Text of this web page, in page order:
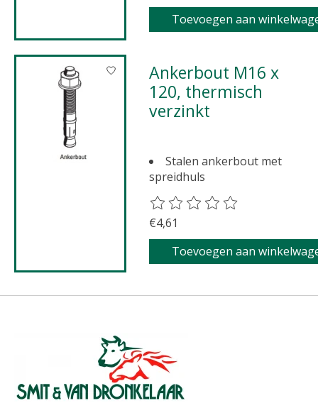
Toevoegen aan
Ankerbout M16 x
120, thermisch
verzinkt
Stalen ankerbout met
spreidhuls
De beoordeling van dit
€4,61
Toevoegen aan